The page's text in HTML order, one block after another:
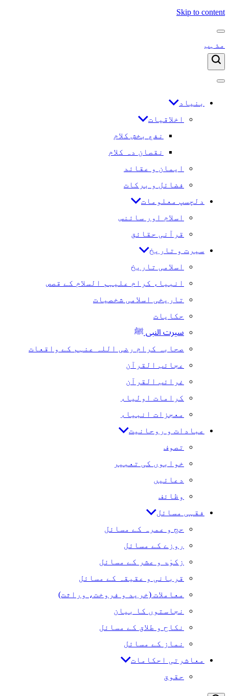
Skip to content
مذہب
بنیاد
اخلاقیات
نفع بخش کلام
نقصان دہ کلام
ایمان و عقائد
فضائل و برکات
دلچسپ معلومات
اسلام اور سائنس
قرآنی حقائق
سیرت و تاریخ
اسلامی تاریخ
انبیاء کرام علیہم السلام کے قصص
تاریخی اسلامی شخصیات
حکایات
سیرت النبی ﷺ
صحابہ کرام رضی اللہ عنہم کے واقعات
عجائب القرآن
غرائب القرآن
کرامات اولیاء
معجزات انبیاء
عبادات و روحانیت
تصوف
خوابوں کی تعبیر
دعائیں
وظائف
فقہی مسائل
حج و عمرہ کے مسائل
روزے کے مسائل
زکوٰۃ و عشر کے مسائل
قربانی و عقیقہ کے مسائل
معاملات (خرید و فروخت، وراثت)
نجاستوں کا بیان
نکاح و طلاق کے مسائل
نماز کے مسائل
معاشرتی احکامات
حقوق